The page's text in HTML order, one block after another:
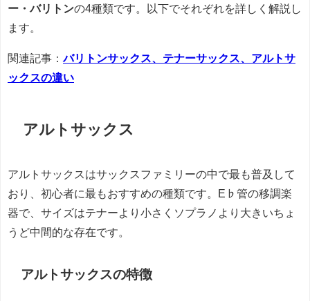
ー・バリトンの4種類です。以下でそれぞれを詳しく解説し
ます。
関連記事：バリトンサックス、テナーサックス、アルトサ
ックスの違い
アルトサックス
アルトサックスはサックスファミリーの中で最も普及して
おり、初心者に最もおすすめの種類です。E♭管の移調楽
器で、サイズはテナーより小さくソプラノより大きいちょ
うど中間的な存在です。
アルトサックスの特徴